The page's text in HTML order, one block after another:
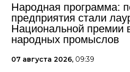
Народная программа:
предприятия стали
Национальной премии
народных промыслов
07 августа 2026, 09:39